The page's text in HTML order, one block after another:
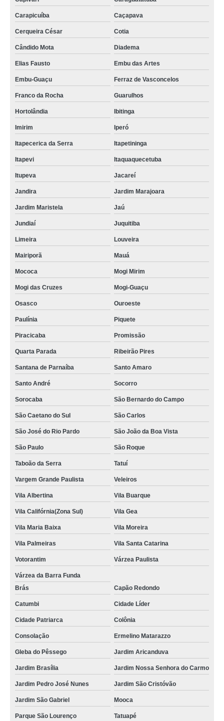
Carapicuíba Caçapava
Cerqueira César Cotia
Cândido Mota Diadema
Elias Fausto Embu das Artes
Embu-Guaçu Ferraz de Vasconcelos
Franco da Rocha Guarulhos
Hortolândia Ibitinga
Imirim Iperó
Itapecerica da Serra Itapetininga
Itapevi Itaquaquecetuba
Itupeva Jacareí
Jandira Jardim Marajoara
Jardim Maristela Jaú
Jundiaí Juquitiba
Limeira Louveira
Mairiporã Mauá
Mococa Mogi Mirim
Mogi das Cruzes Mogi-Guaçu
Osasco Ouroeste
Paulínia Piquete
Piracicaba Promissão
Quarta Parada Ribeirão Pires
Santana de Parnaíba Santo Amaro
Santo André Socorro
Sorocaba São Bernardo do Campo
São Caetano do Sul São Carlos
São José do Rio Pardo São João da Boa Vista
São Paulo São Roque
Taboão da Serra Tatuí
Vargem Grande Paulista Veleiros
Vila Albertina Vila Buarque
Vila Califórnia(Zona Sul) Vila Gea
Vila Maria Baixa Vila Moreira
Vila Palmeiras Vila Santa Catarina
Votorantim Várzea Paulista
Várzea da Barra Funda
Brás
Capão Redondo
Catumbi Cidade Líder
Cidade Patriarca Colônia
Consolação Ermelino Matarazzo
Gleba do Pêssego Jardim Aricanduva
Jardim Brasília Jardim Nossa Senhora do Carmo
Jardim Pedro José Nunes Jardim São Cristóvão
Jardim São Gabriel Mooca
Parque São Lourenço Tatuapé